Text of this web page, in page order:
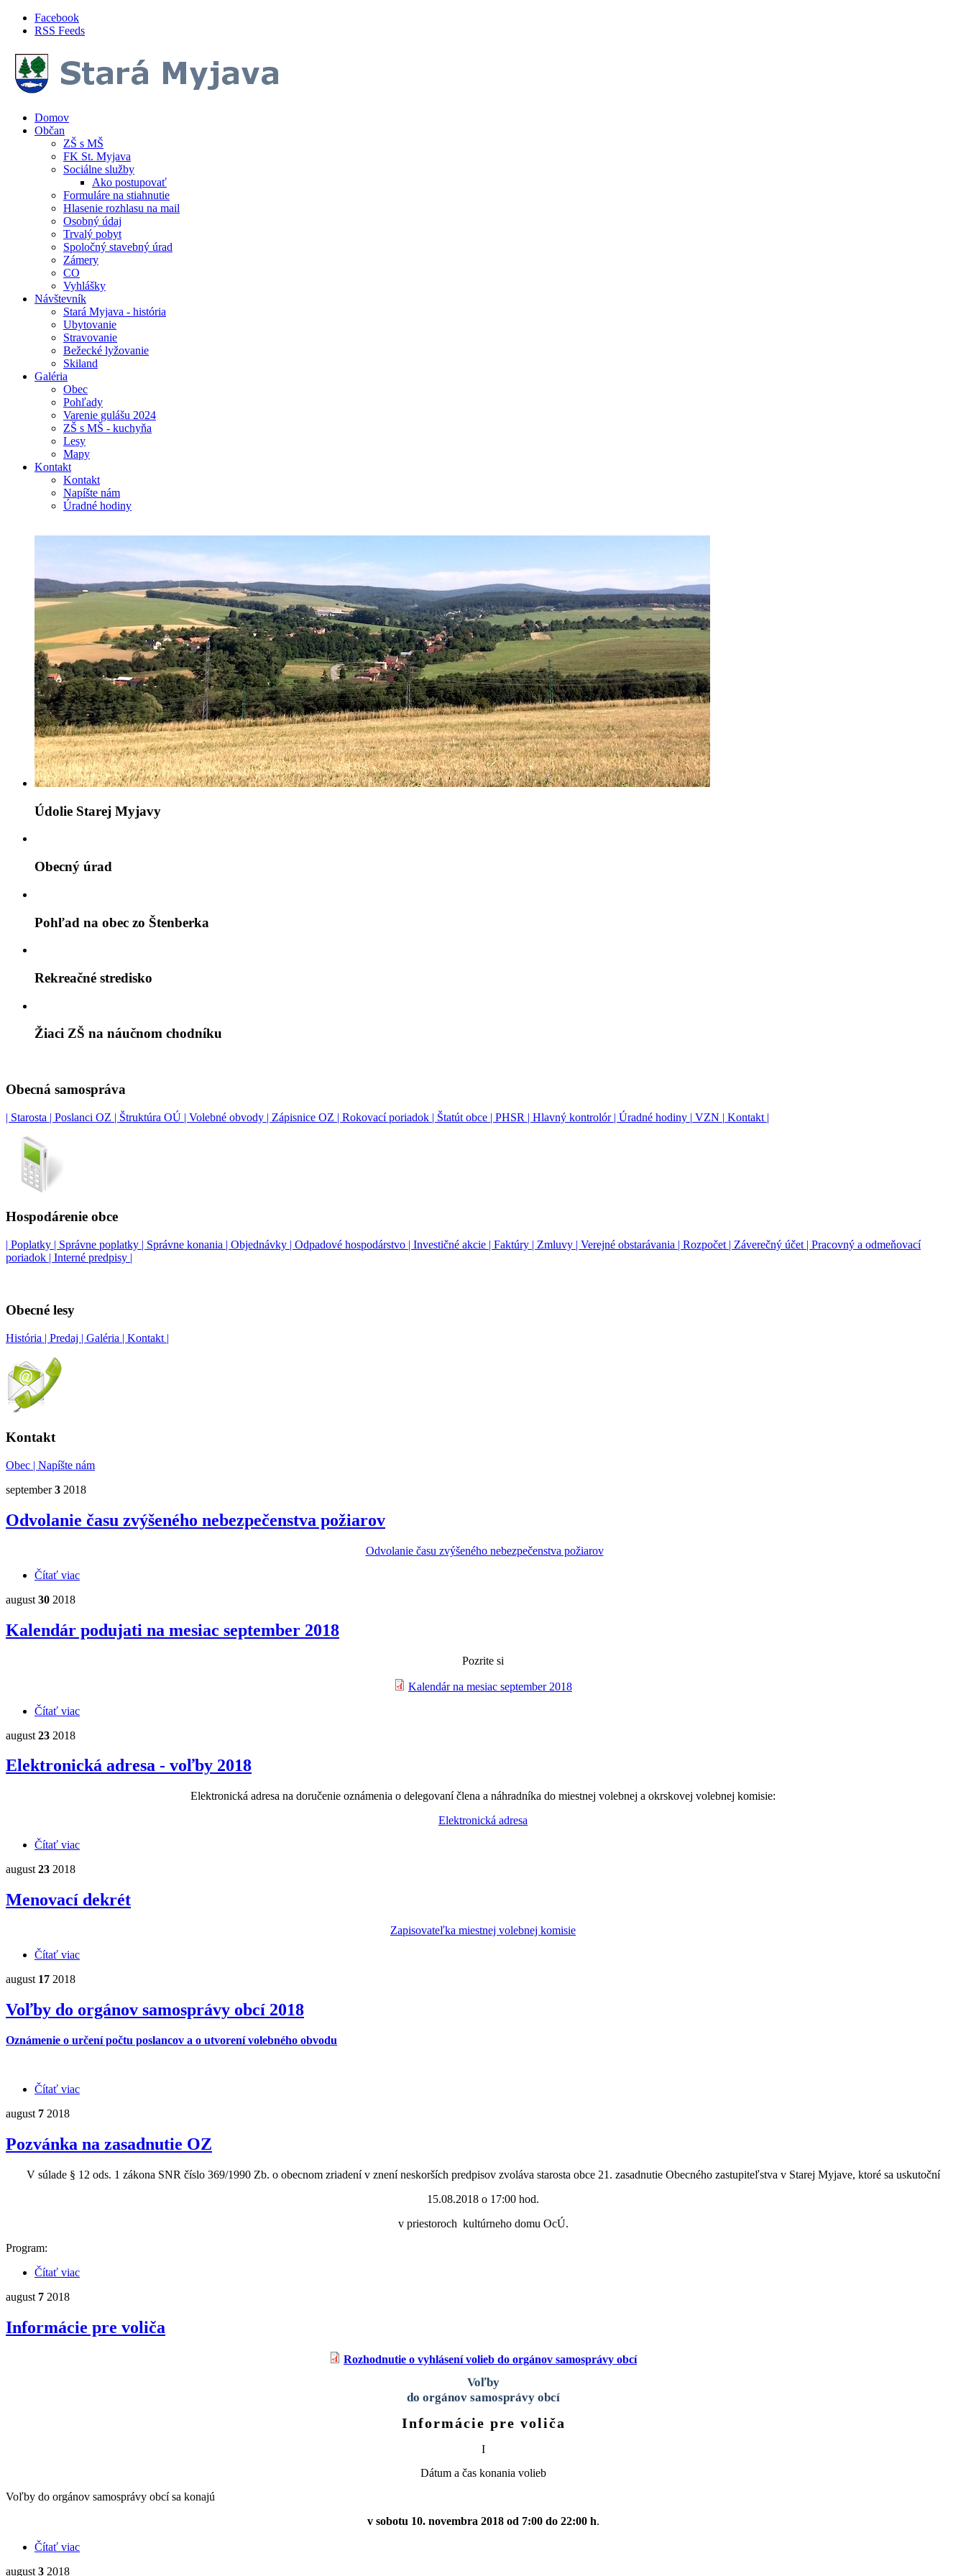
Skočiť na hlavný obsah
Facebook
RSS Feeds
Domov
Občan
ZŠ s MŠ
FK St. Myjava
Sociálne služby
Ako postupovať
Formuláre na stiahnutie
Hlasenie rozhlasu na mail
Osobný údaj
Trvalý pobyt
Spoločný stavebný úrad
Zámery
CO
Vyhlášky
Návštevník
Stará Myjava - história
Ubytovanie
Stravovanie
Bežecké lyžovanie
Skiland
Galéria
Obec
Pohľady
Varenie gulášu 2024
ZŠ s MŠ - kuchyňa
Lesy
Mapy
Kontakt
Kontakt
Napíšte nám
Úradné hodiny
Údolie Starej Myjavy
Obecný úrad
Pohľad na obec zo Štenberka
Rekreačné stredisko
Žiaci ZŠ na náučnom chodníku
Obecná samospráva
| Starosta | Poslanci OZ | Štruktúra OÚ | Volebné obvody | Zápisnice OZ | Rokovací poriadok | Štatút obce | PHSR | Hlavný kontrolór | Úradné hodiny | VZN | Kontakt |
Hospodárenie obce
| Poplatky | Správne poplatky | Správne konania | Objednávky | Odpadové hospodárstvo | Investičné akcie | Faktúry | Zmluvy | Verejné obstarávania | Rozpočet | Záverečný účet | Pracovný a odmeňovací
poriadok | Interné predpisy |
Obecné lesy
História | Predaj | Galéria | Kontakt |
Kontakt
Obec | Napíšte nám
september3 2018
Odvolanie času zvýšeného nebezpečenstva požiarov
Odvolanie času zvýšeného nebezpečenstva požiarov
Čítať viac
august 30 2018
Kalendár podujati na mesiac september 2018
Pozrite si
Kalendár na mesiac september 2018
Čítať viac
august 23 2018
Elektronická adresa - voľby 2018
Elektronická adresa na doručenie oznámenia o delegovaní člena a náhradníka do miestnej volebnej a okrskovej volebnej komisie:
Elektronická adresa
Čítať viac
august 23 2018
Menovací dekrét
Zapisovateľka miestnej volebnej komisie
Čítať viac
august 17 2018
Voľby do orgánov samosprávy obcí 2018
Oznámenie o určení počtu poslancov a o utvorení volebného obvodu
Čítať viac
august 7 2018
Pozvánka na zasadnutie OZ
V súlade § 12 ods. 1 zákona SNR číslo 369/1990 Zb. o obecnom zriadení v znení neskorších predpisov zvoláva starosta obce 21. zasadnutie Obecného zastupiteľstva v Starej Myjave, ktoré sa uskutoční
15.08.2018 o 17:00 hod.
v priestoroch kultúrneho domu OcÚ.
Program:
Čítať viac
august 7 2018
Informácie pre voliča
Rozhodnutie o vyhlásení volieb do orgánov samosprávy obcí
Voľby
do orgánov samosprávy obcí
Informácie pre voliča
I
Dátum a čas konania volieb
Voľby do orgánov samosprávy obcí sa konajú
v sobotu 10. novembra 2018 od 7:00 do 22:00 h.
Čítať viac
august 3 2018